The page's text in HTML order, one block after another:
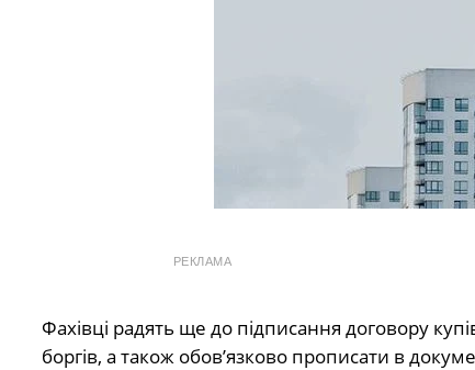
РЕКЛАМА
Фахівці радять ще до підписання договору
боргів, а також обов’язково прописати в